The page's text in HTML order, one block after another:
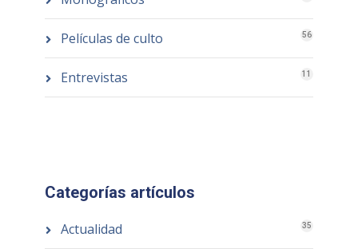
Películas de culto 56
Entrevistas 11
Categorías artículos
Actualidad 35